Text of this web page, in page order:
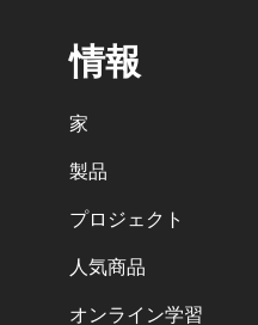
情報
家
製品
プロジェクト
人気商品
オンライン学習